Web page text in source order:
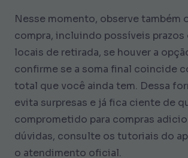
Nesse momento, observe também
compra, incluindo possíveis prazos
locais de retirada, se houver a
confirme se a soma final coincide
total que você ainda tem. Dessa
evita surpresas e já fica ciente de
comprometido para compras
dúvidas, consulte os tutoriais do
o atendimento oficial.